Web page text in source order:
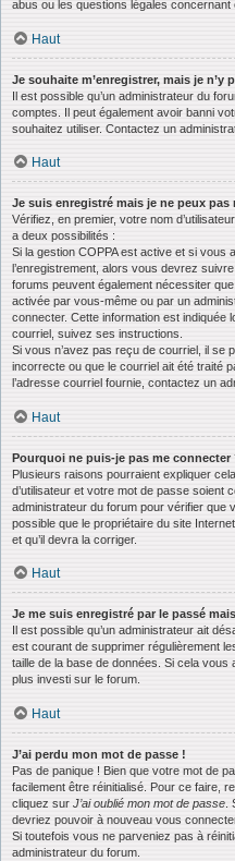
abus ou les questions légales concernant
Haut
Je souhaite m’enregistrer, mais je n’y
Il est possible qu’un administrateur du
comptes. Il peut également avoir banni
souhaitez utiliser. Contactez un
Haut
Je suis enregistré mais je ne peux pas
Vérifiez, en premier, votre nom
a deux possibilités :
Si la gestion COPPA est active et si vous
l’enregistrement, alors vous devrez
forums peuvent également nécessiter
activée par vous-même ou par un
connecter. Cette information est indiquée
courriel, suivez ses instructions.
Si vous n’avez pas reçu de courriel, il se
incorrecte ou que le courriel ait été traité
l’adresse courriel fournie, contactez un
Haut
Pourquoi ne puis-je pas me connecter
Plusieurs raisons pourraient expliquer
d’utilisateur et votre mot de passe soient
administrateur du forum pour vérifier que
possible que le propriétaire du site
et qu’il devra la corriger.
Haut
Je me suis enregistré par le passé
Il est possible qu’un administrateur ait
est courant de supprimer régulièrement
taille de la base de données. Si cela
plus investi sur le forum.
Haut
J’ai perdu mon mot de passe !
Pas de panique ! Bien que votre mot de
facilement être réinitialisé. Pour ce faire,
cliquez sur J’ai oublié mon mot de passe
devriez pouvoir à nouveau vous
Si toutefois vous ne parveniez pas à
administrateur du forum.